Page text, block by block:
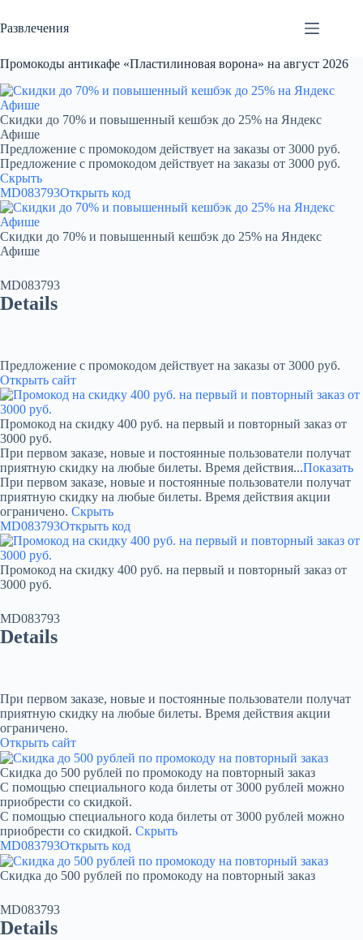
к
сути
Развлечения
Промокоды антикафе «Пластилиновая ворона» на август 2026
Скидки до 70% и повышенный кешбэк до 25% на Яндекс
Афише
Предложение с промокодом действует на заказы от 3000 руб.
Предложение с промокодом действует на заказы от 3000 руб.
Скрыть
MD083793Открыть код
Скидки до 70% и повышенный кешбэк до 25% на Яндекс
Афише
MD083793
Details
Предложение с промокодом действует на заказы от 3000 руб.
Открыть сайт
Промокод на скидку 400 руб. на первый и повторный заказ от
3000 руб.
При первом заказе, новые и постоянные пользователи получат
приятную скидку на любые билеты. Время действия...Показать
При первом заказе, новые и постоянные пользователи получат
приятную скидку на любые билеты. Время действия акции
ограничено. Скрыть
MD083793Открыть код
Промокод на скидку 400 руб. на первый и повторный заказ от
3000 руб.
MD083793
Details
При первом заказе, новые и постоянные пользователи получат
приятную скидку на любые билеты. Время действия акции
ограничено.
Открыть сайт
Скидка до 500 рублей по промокоду на повторный заказ
С помощью специального кода билеты от 3000 рублей можно
приобрести со скидкой.
С помощью специального кода билеты от 3000 рублей можно
приобрести со скидкой. Скрыть
MD083793Открыть код
Скидка до 500 рублей по промокоду на повторный заказ
MD083793
Details